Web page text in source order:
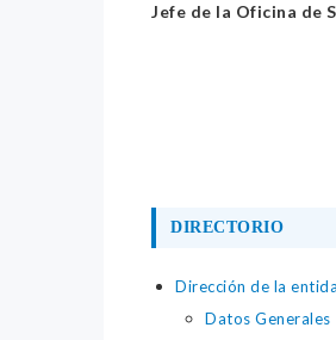
Jefe de la Oficina de
DIRECTORIO
Dirección de la
Datos Generales